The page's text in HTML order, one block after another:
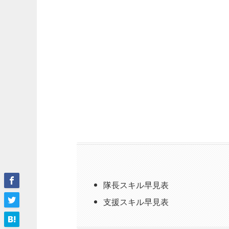
隊長スキル早見表
支援スキル早見表